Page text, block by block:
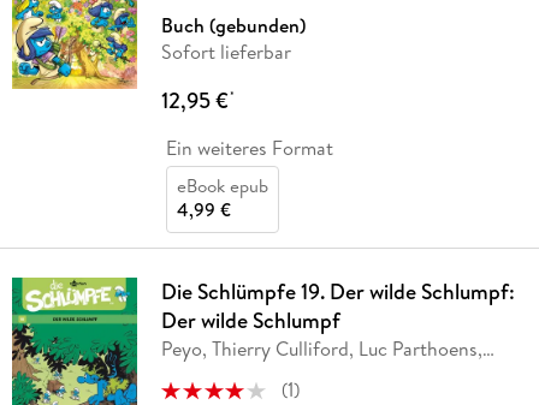
Buch (gebunden)
Sofort lieferbar
12,95 €*
Ein weiteres Format
eBook epub
4,99 €
Die Schlümpfe 19. Der wilde Schlumpf:
Der wilde Schlumpf
Peyo, Thierry Culliford, Luc Parthoens,
(1)